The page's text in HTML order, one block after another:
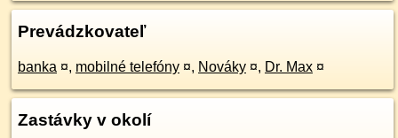
Prevádzkovateľ
banka ¤, mobilné telefóny ¤, Nováky ¤, Dr. Max ¤
Zastávky v okolí